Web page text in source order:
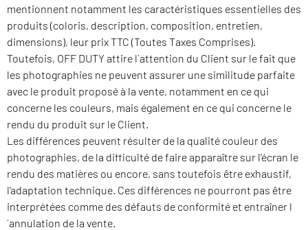
mentionnent notamment les caractéristiques essentielles des
produits (coloris, description, composition, entretien,
dimensions), leur prix TTC (Toutes Taxes Comprises).
Toutefois, OFF DUTY attire l´attention du Client sur le fait que
les photographies ne peuvent assurer une similitude parfaite
avec le produit proposé à la vente, notamment en ce qui
concerne les couleurs, mais également en ce qui concerne le
rendu du produit sur le Client.
Les différences peuvent résulter de la qualité couleur des
photographies, de la difficulté de faire apparaître sur l’écran le
rendu des matières ou encore, sans toutefois être exhaustif,
l’adaptation technique. Ces différences ne pourront pas être
interprétées comme des défauts de conformité et entraîner l
´annulation de la vente.